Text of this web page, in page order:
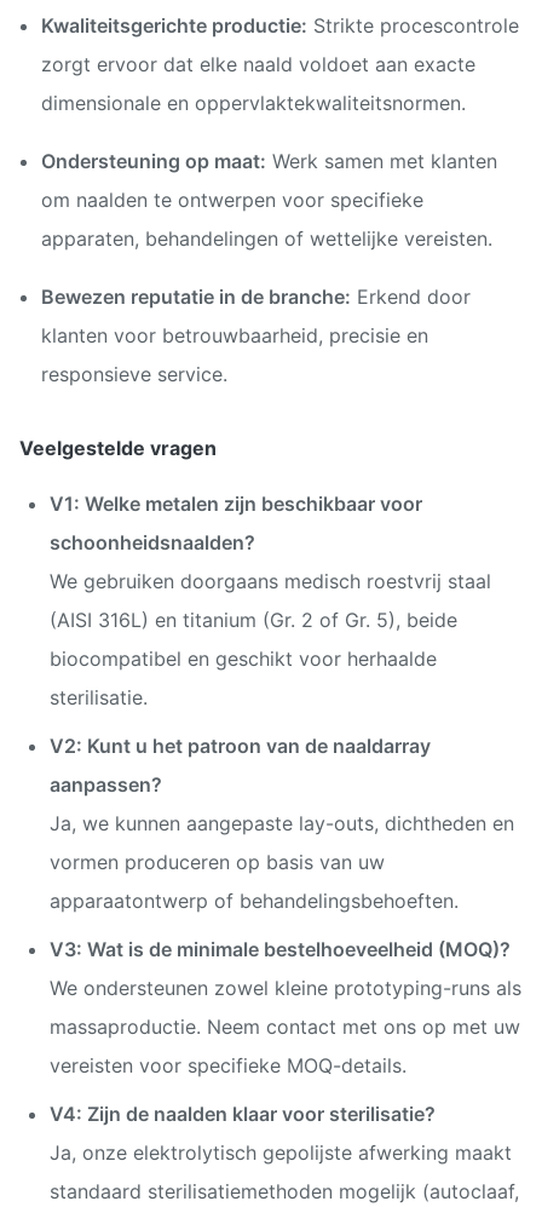
Kwaliteitsgerichte productie: Strikte procescontrole
zorgt ervoor dat elke naald voldoet aan exacte
dimensionale en oppervlaktekwaliteitsnormen.
Ondersteuning op maat: Werk samen met klanten
om naalden te ontwerpen voor specifieke
apparaten, behandelingen of wettelijke vereisten.
Bewezen reputatie in de branche: Erkend door
klanten voor betrouwbaarheid, precisie en
responsieve service.
Veelgestelde vragen
V1: Welke metalen zijn beschikbaar voor
schoonheidsnaalden?
We gebruiken doorgaans medisch roestvrij staal
(AISI 316L) en titanium (Gr. 2 of Gr. 5), beide
biocompatibel en geschikt voor herhaalde
sterilisatie.
V2: Kunt u het patroon van de naaldarray
aanpassen?
Ja, we kunnen aangepaste lay-outs, dichtheden en
vormen produceren op basis van uw
apparaatontwerp of behandelingsbehoeften.
V3: Wat is de minimale bestelhoeveelheid (MOQ)?
We ondersteunen zowel kleine prototyping-runs als
massaproductie. Neem contact met ons op met uw
vereisten voor specifieke MOQ-details.
V4: Zijn de naalden klaar voor sterilisatie?
Ja, onze elektrolytisch gepolijste afwerking maakt
standaard sterilisatiemethoden mogelijk (autoclaaf,